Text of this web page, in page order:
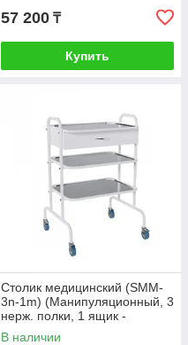
57 200 ₸
Купить
Столик медицинский (SMM-
3n-1m) (Манипуляционный, 3
нерж. полки, 1 ящик -
металл) Стандарт
В наличии